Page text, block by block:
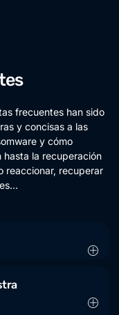
frecuentes han sido
y concisas a las
y cómo
hasta la recuperación
reaccionar, recuperar